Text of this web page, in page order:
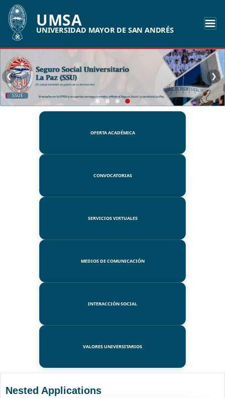
UMSA
UNIVERSIDAD MAYOR DE SAN ANDRÉS
SSUE
❮ ❯
OFERTA ACADÉMICA
CONVOCATORIAS
SERVICIOS VIRTUALES
MEDIOS DE COMUNICACIÓN
INTERACCIÓN SOCIAL
VALORES UNIVERSITARIOS
Nested Applications